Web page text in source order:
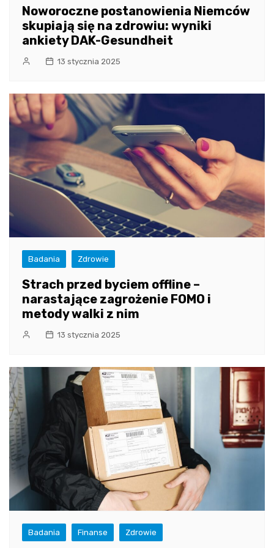
Noworoczne postanowienia Niemców
skupiają się na zdrowiu: wyniki
ankiety DAK-Gesundheit
13 stycznia 2025
Badania Zdrowie
Strach przed byciem offline –
narastające zagrożenie FOMO i
metody walki z nim
13 stycznia 2025
Badania Finanse Zdrowie